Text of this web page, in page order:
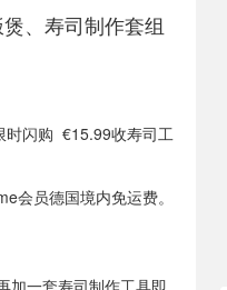
、寿司制作套组
时闪购 €15.99收寿司工
会员德国境内免运费。
加一套寿司制作工具即